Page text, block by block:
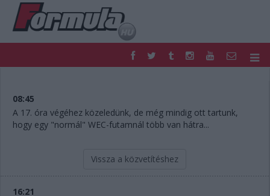
FORMULA
NEMZETKÖZI
HAZAI
RETRO
EGYÉB
TIPPJÁTÉK
08:45
A 17. óra végéhez közeledünk, de még mindig ott tartunk,
hogy egy "normál" WEC-futamnál több van hátra...
Vissza a közvetítéshez
16:21